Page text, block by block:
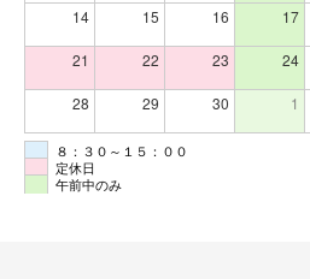
14 15 16 17
21 22 23 24
28 29 30 1
８：３０～１５：００
定休日
午前中のみ